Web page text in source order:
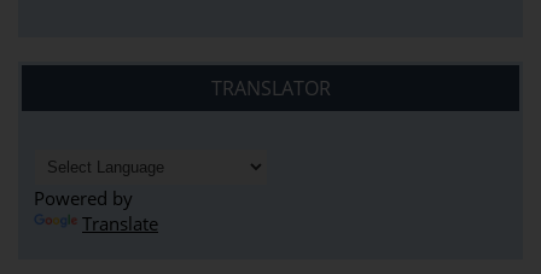
TRANSLATOR
Powered by
Translate